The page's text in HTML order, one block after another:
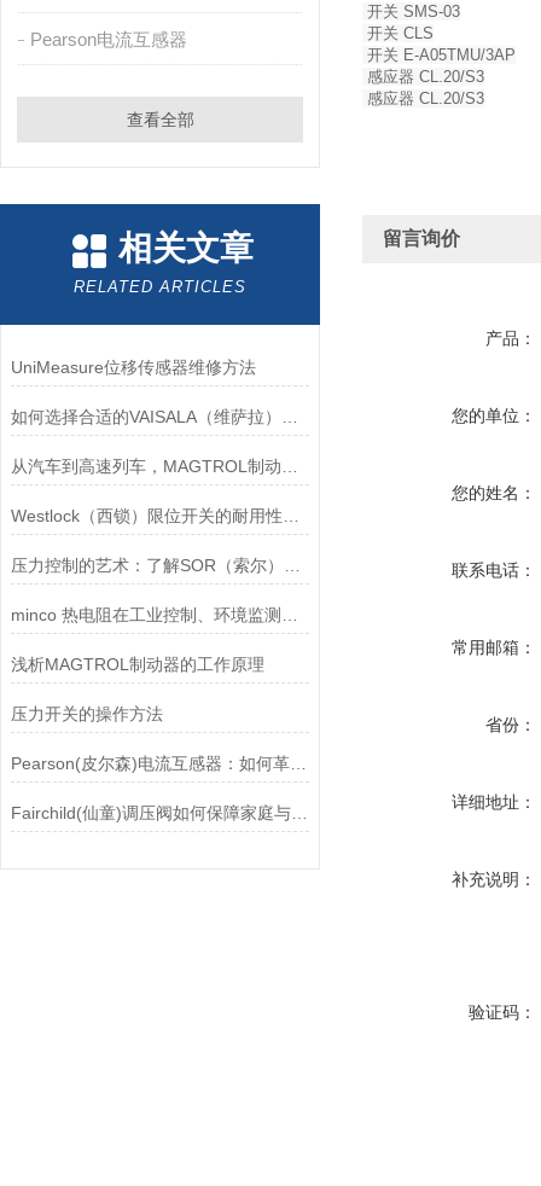
Pearson电流互感器
查看全部
相关文章
RELATED ARTICLES
UniMeasure位移传感器维修方法
浅析MAGTROL制动器的工作原理
压力开关的操作方法
Pearson(皮尔森)电流互感器：如何革新电力监控？
Fairchild(仙童)调压阀如何保障家庭与工业安全？
开关 SMS-03
开关 CLS
开关 E-A05TMU/3AP
感应器 CL.20/S3
感应器 CL.20/S3
留言询价
产品：
您的单位：
您的姓名：
联系电话：
常用邮箱：
省份：
详细地址：
补充说明：
验证码：